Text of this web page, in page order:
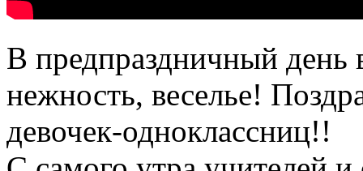
В предпраздничный день
нежность, веселье!
девочек-одноклассниц!!